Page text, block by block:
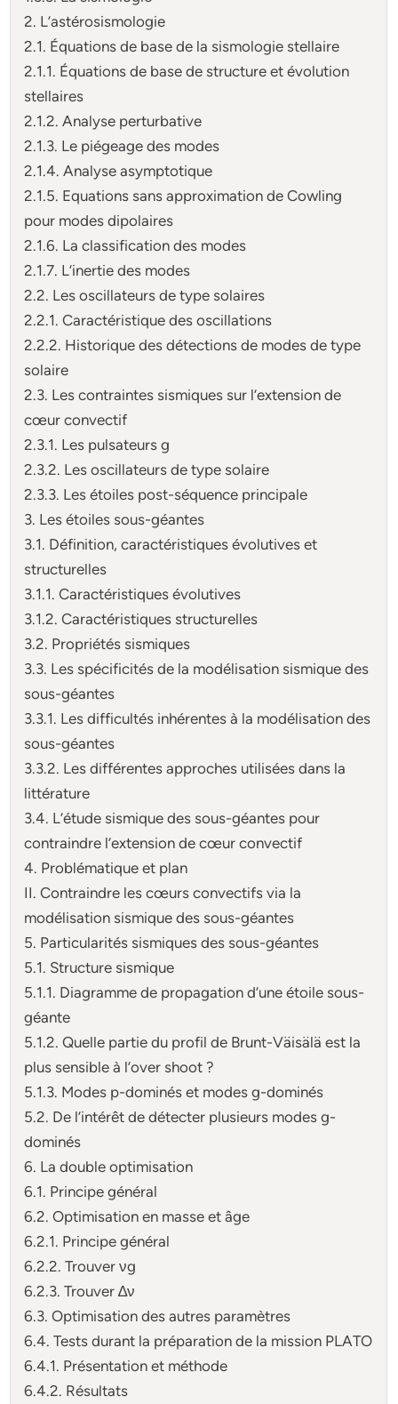
2. L’astérosismologie
2.1. Équations de base de la sismologie stellaire
2.1.1. Équations de base de structure et évolution
stellaires
2.1.2. Analyse perturbative
2.1.3. Le piégeage des modes
2.1.4. Analyse asymptotique
2.1.5. Equations sans approximation de Cowling
pour modes dipolaires
2.1.6. La classification des modes
2.1.7. L’inertie des modes
2.2. Les oscillateurs de type solaires
2.2.1. Caractéristique des oscillations
2.2.2. Historique des détections de modes de type
solaire
2.3. Les contraintes sismiques sur l’extension de
cœur convectif
2.3.1. Les pulsateurs g
2.3.2. Les oscillateurs de type solaire
2.3.3. Les étoiles post-séquence principale
3. Les étoiles sous-géantes
3.1. Définition, caractéristiques évolutives et
structurelles
3.1.1. Caractéristiques évolutives
3.1.2. Caractéristiques structurelles
3.2. Propriétés sismiques
3.3. Les spécificités de la modélisation sismique des
sous-géantes
3.3.1. Les difficultés inhérentes à la modélisation des
sous-géantes
3.3.2. Les différentes approches utilisées dans la
littérature
3.4. L’étude sismique des sous-géantes pour
contraindre l’extension de cœur convectif
4. Problématique et plan
II. Contraindre les cœurs convectifs via la
modélisation sismique des sous-géantes
5. Particularités sismiques des sous-géantes
5.1. Structure sismique
5.1.1. Diagramme de propagation d’une étoile sous-
géante
5.1.2. Quelle partie du profil de Brunt-Väisälä est la
plus sensible à l’over shoot ?
5.1.3. Modes p-dominés et modes g-dominés
5.2. De l’intérêt de détecter plusieurs modes g-
dominés
6. La double optimisation
6.1. Principe général
6.2. Optimisation en masse et âge
6.2.1. Principe général
6.2.2. Trouver νg
6.2.3. Trouver ∆ν
6.3. Optimisation des autres paramètres
6.4. Tests durant la préparation de la mission PLATO
6.4.1. Présentation et méthode
6.4.2. Résultats